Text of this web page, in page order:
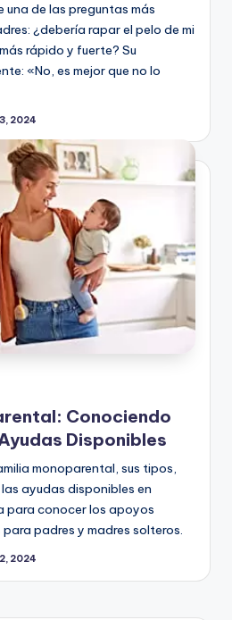
una de las preguntas más
¿debería rapar el pelo de mi
rápido y fuerte? Su
«No, es mejor que no lo
2024
Conociendo
Disponibles
monoparental, sus tipos,
ayudas disponibles en
para conocer los apoyos
padres y madres solteros.
2024